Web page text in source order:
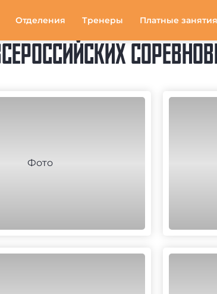
Отделения Тренеры Платные занятия